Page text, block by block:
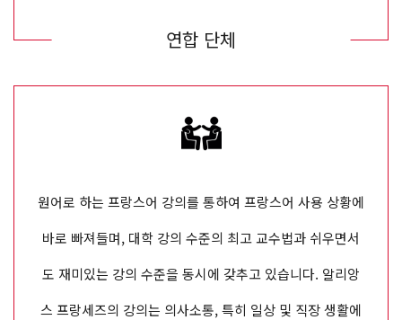
연합 단체
원어로 하는 프랑스어 강의를 통하여 프랑스어 사용 상황에
바로 빠져들며, 대학 강의 수준의 최고 교수법과 쉬우면서
도 재미있는 강의 수준을 동시에 갖추고 있습니다. 알리앙
스 프랑세즈의 강의는 의사소통, 특히 일상 및 직장 생활에